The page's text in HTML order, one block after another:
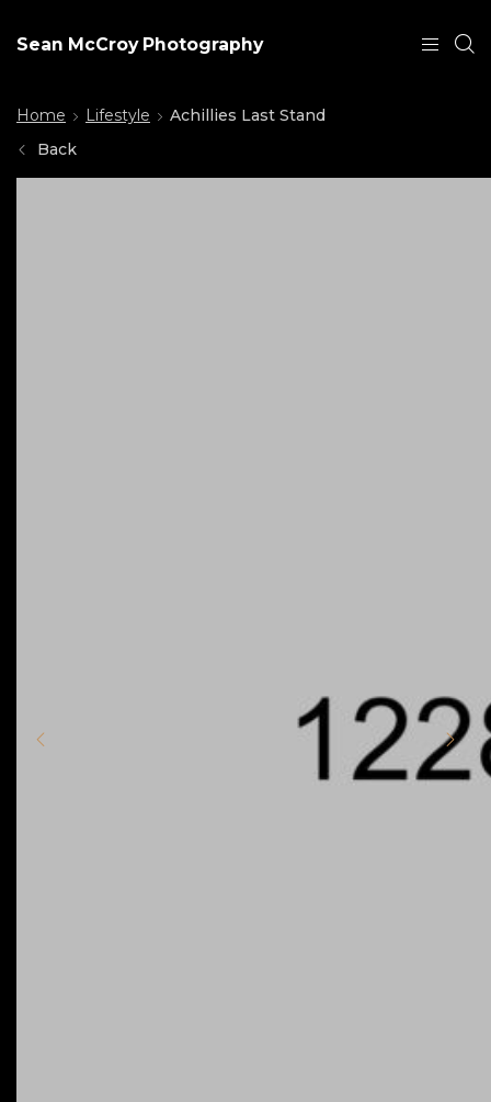
Sean McCroy Photography
Home Lifestyle
Achillies Last Stand
Back